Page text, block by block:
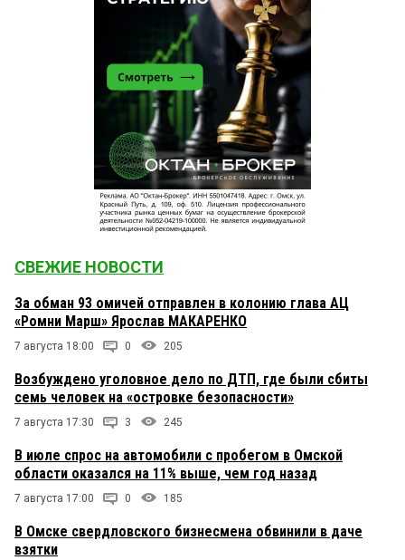
СВЕЖИЕ НОВОСТИ
За обман 93 омичей отправлен в колонию глава АЦ
«Ромни Марш» Ярослав МАКАРЕНКО
7 августа 18:00 0 205
Возбуждено уголовное дело по ДТП, где были сбиты
семь человек на «островке безопасности»
7 августа 17:30 3 245
В июле спрос на автомобили с пробегом в Омской
области оказался на 11% выше, чем год назад
7 августа 17:00 0 185
В Омске свердловского бизнесмена обвинили в даче
взятки